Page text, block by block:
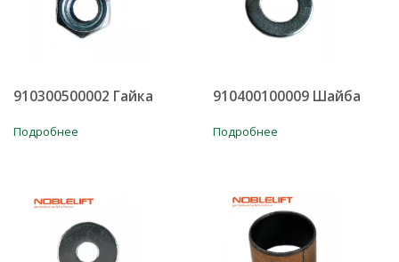
910300500002 Гайка
Подробнее
910400100009 Шайба
Подробнее